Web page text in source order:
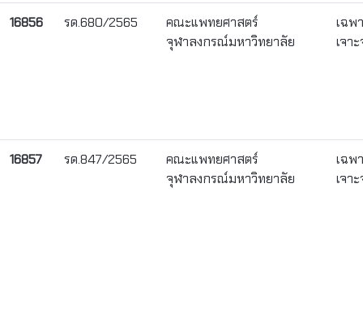
16856 รด.680/2565
คณะแพทยศาสตร์
จุฬาลงกรณ์มหาวิทยาลัย
เฉพ
เจา
16857 รด.847/2565
คณะแพทยศาสตร์
จุฬาลงกรณ์มหาวิทยาลัย
เฉพ
เจา